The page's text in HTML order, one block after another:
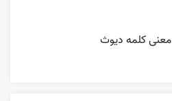
معنی کلمه دیوث